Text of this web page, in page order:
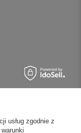
usług zgodnie z